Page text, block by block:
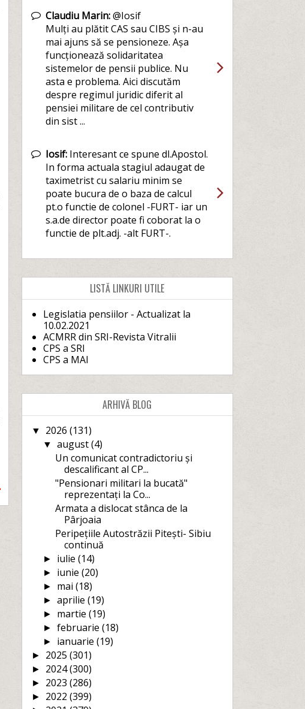
Claudiu Marin:@Iosif
Mulți au plătit CAS sau CIBS și n-au
mai ajuns să se pensioneze. Așa
funcționează solidaritatea
sistemelor de pensii publice. Nu
asta e problema. Aici discutăm
despre regimul juridic diferit al
pensiei militare de cel contributiv
din sist ...
Iosif:Interesant ce spune dl.Apostol.
In forma actuala stagiul adaugat de
taximetrist cu salariu minim se
poate bucura de o baza de calcul
pt.o functie de colonel -FURT- iar un
s.a.de director poate fi coborat la o
functie de plt.adj. -alt FURT-.
LISTĂ LINKURI UTILE
Legislatia pensiilor - Actualizat la
10.02.2021
ACMRR din SRI-Revista Vitralii
CPS a SRI
CPS a MAI
ARHIVĂ BLOG
▼ 2026 (131)
▼ august(4)
Un comunicat contradictoriu și
descalificant al CP...
"Pensionari militari la bucată"
reprezentați la Co...
Armata a dislocat stânca de la
Pârjoaia
Peripețiile Autostrăzii Pitești- Sibiu
continuă
► iulie (14)
► iunie (20)
► mai (18)
► aprilie (19)
► martie (19)
► februarie (18)
► ianuarie (19)
► 2025 (301)
► 2024(300)
► 2023 (286)
► 2022 (399)